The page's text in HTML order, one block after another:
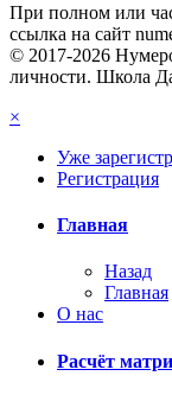
При полном или
ссылка на сайт
© 2017-2026
личности. Школа
×
Уже
Регистрация
Главная
Назад
Главная
О нас
Расчёт